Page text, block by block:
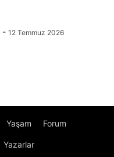
- 12 Temmuz 2026
Yaşam Forum
Yazarlar